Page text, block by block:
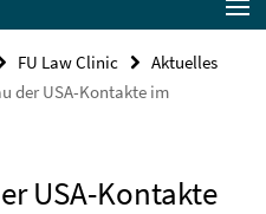
FU Law Clinic
Aktuelles
der USA-Kontakte im
USA-Kontakte